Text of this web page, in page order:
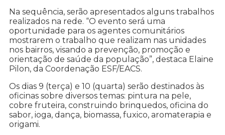
Na sequência, serão apresentados alguns trabalhos
realizados na rede. “O evento será uma
oportunidade para os agentes comunitários
mostrarem o trabalho que realizam nas unidades
nos bairros, visando a prevenção, promoção e
orientação de saúde da população”, destaca Elaine
Pilon, da Coordenação ESF/EACS.
Os dias 9 (terça) e 10 (quarta) serão destinados às
oficinas sobre diversos temas: pintura na pele,
cobre fruteira, construindo brinquedos, oficina do
sabor, ioga, dança, biomassa, fuxico, aromaterapia e
origami.